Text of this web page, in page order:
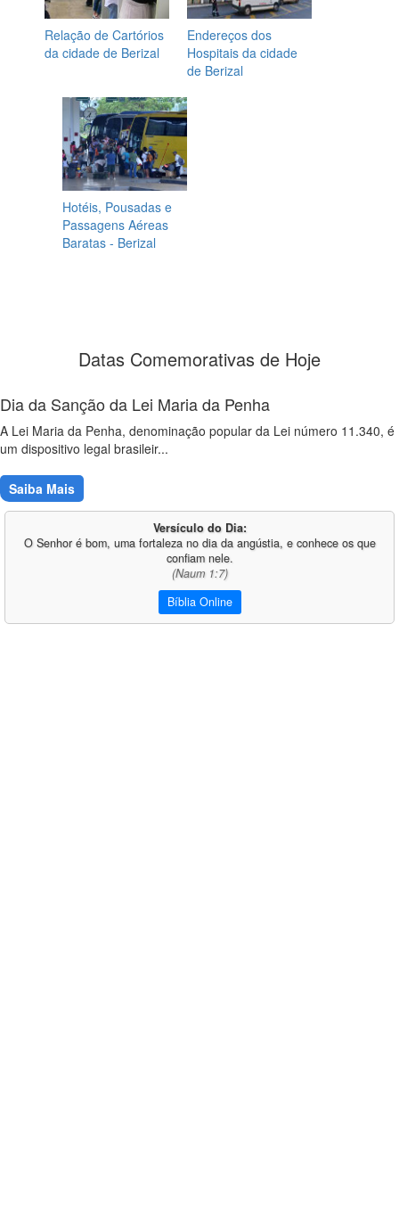
Relação de Cartórios
da cidade de Berizal
Endereços dos
Hospitais da cidade
de Berizal
Hotéis, Pousadas e
Passagens Aéreas
Baratas - Berizal
Datas Comemorativas de Hoje
Dia da Sanção da Lei Maria da Penha
A Lei Maria da Penha, denominação popular da Lei número 11.340, é
um dispositivo legal brasileir...
Saiba Mais
Versículo do Dia:
O Senhor é bom, uma fortaleza no dia da angústia, e conhece os que
confiam nele.
(Naum 1:7)
Bíblia Online